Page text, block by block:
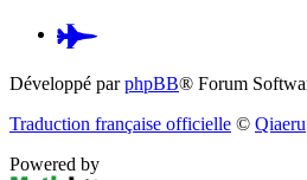
Pardus.at
(S’ouvre
Développé parphpBB® Forum
Traduction française officielle © Qiaeru
Powered by